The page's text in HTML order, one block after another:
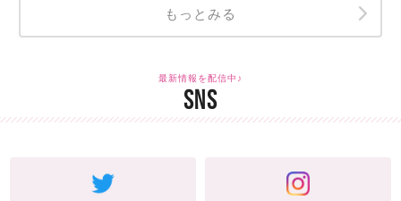
もっとみる
最新情報を配信中♪
SNS